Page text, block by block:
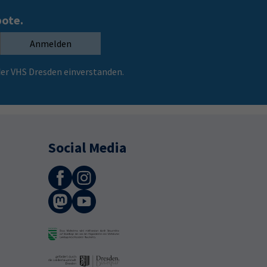
Anmelden
VHS Dresden einverstanden.
Social Media